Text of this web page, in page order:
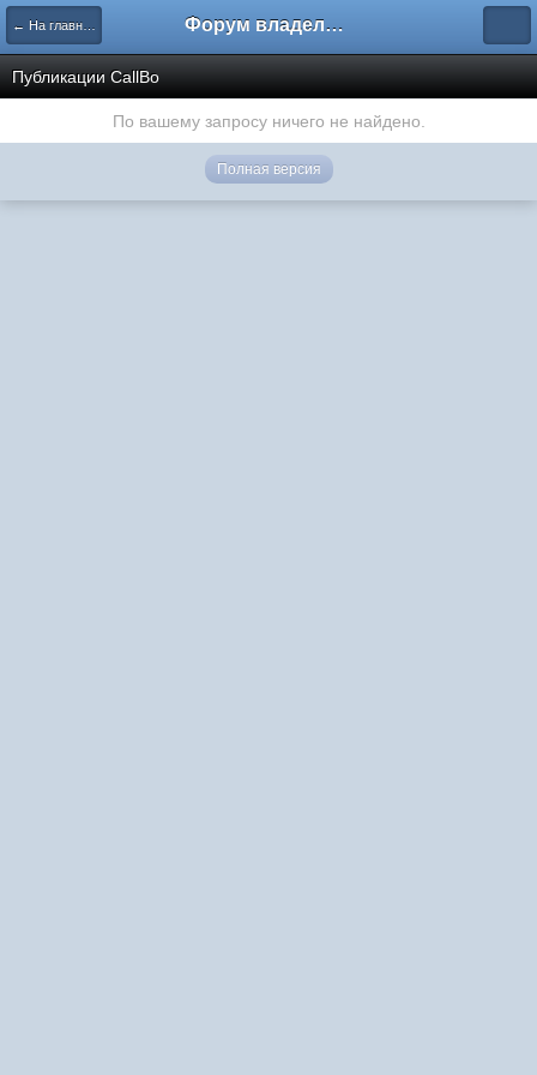
← На главную Форум владельцев интернет-магазинов
Публикации CallBo
По вашему запросу ничего не найдено.
Полная версия